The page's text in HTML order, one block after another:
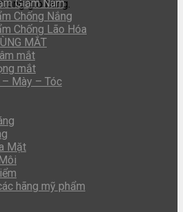
giỏ hàng.
Giảm Nám
Chống Nắng
Chống Lão Hóa
MẮT
mắt
mắt
Mày – Tóc
Mặt
hãng mỹ phẩm